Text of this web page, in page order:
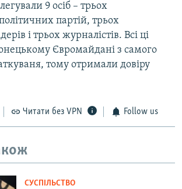
9 осіб – трьох
партій, трьох
і трьох журналістів. Всі ці
Євромайдані з самого
тому отримали довіру
Читати без VPN Follow us
СУСПІЛЬСТВО